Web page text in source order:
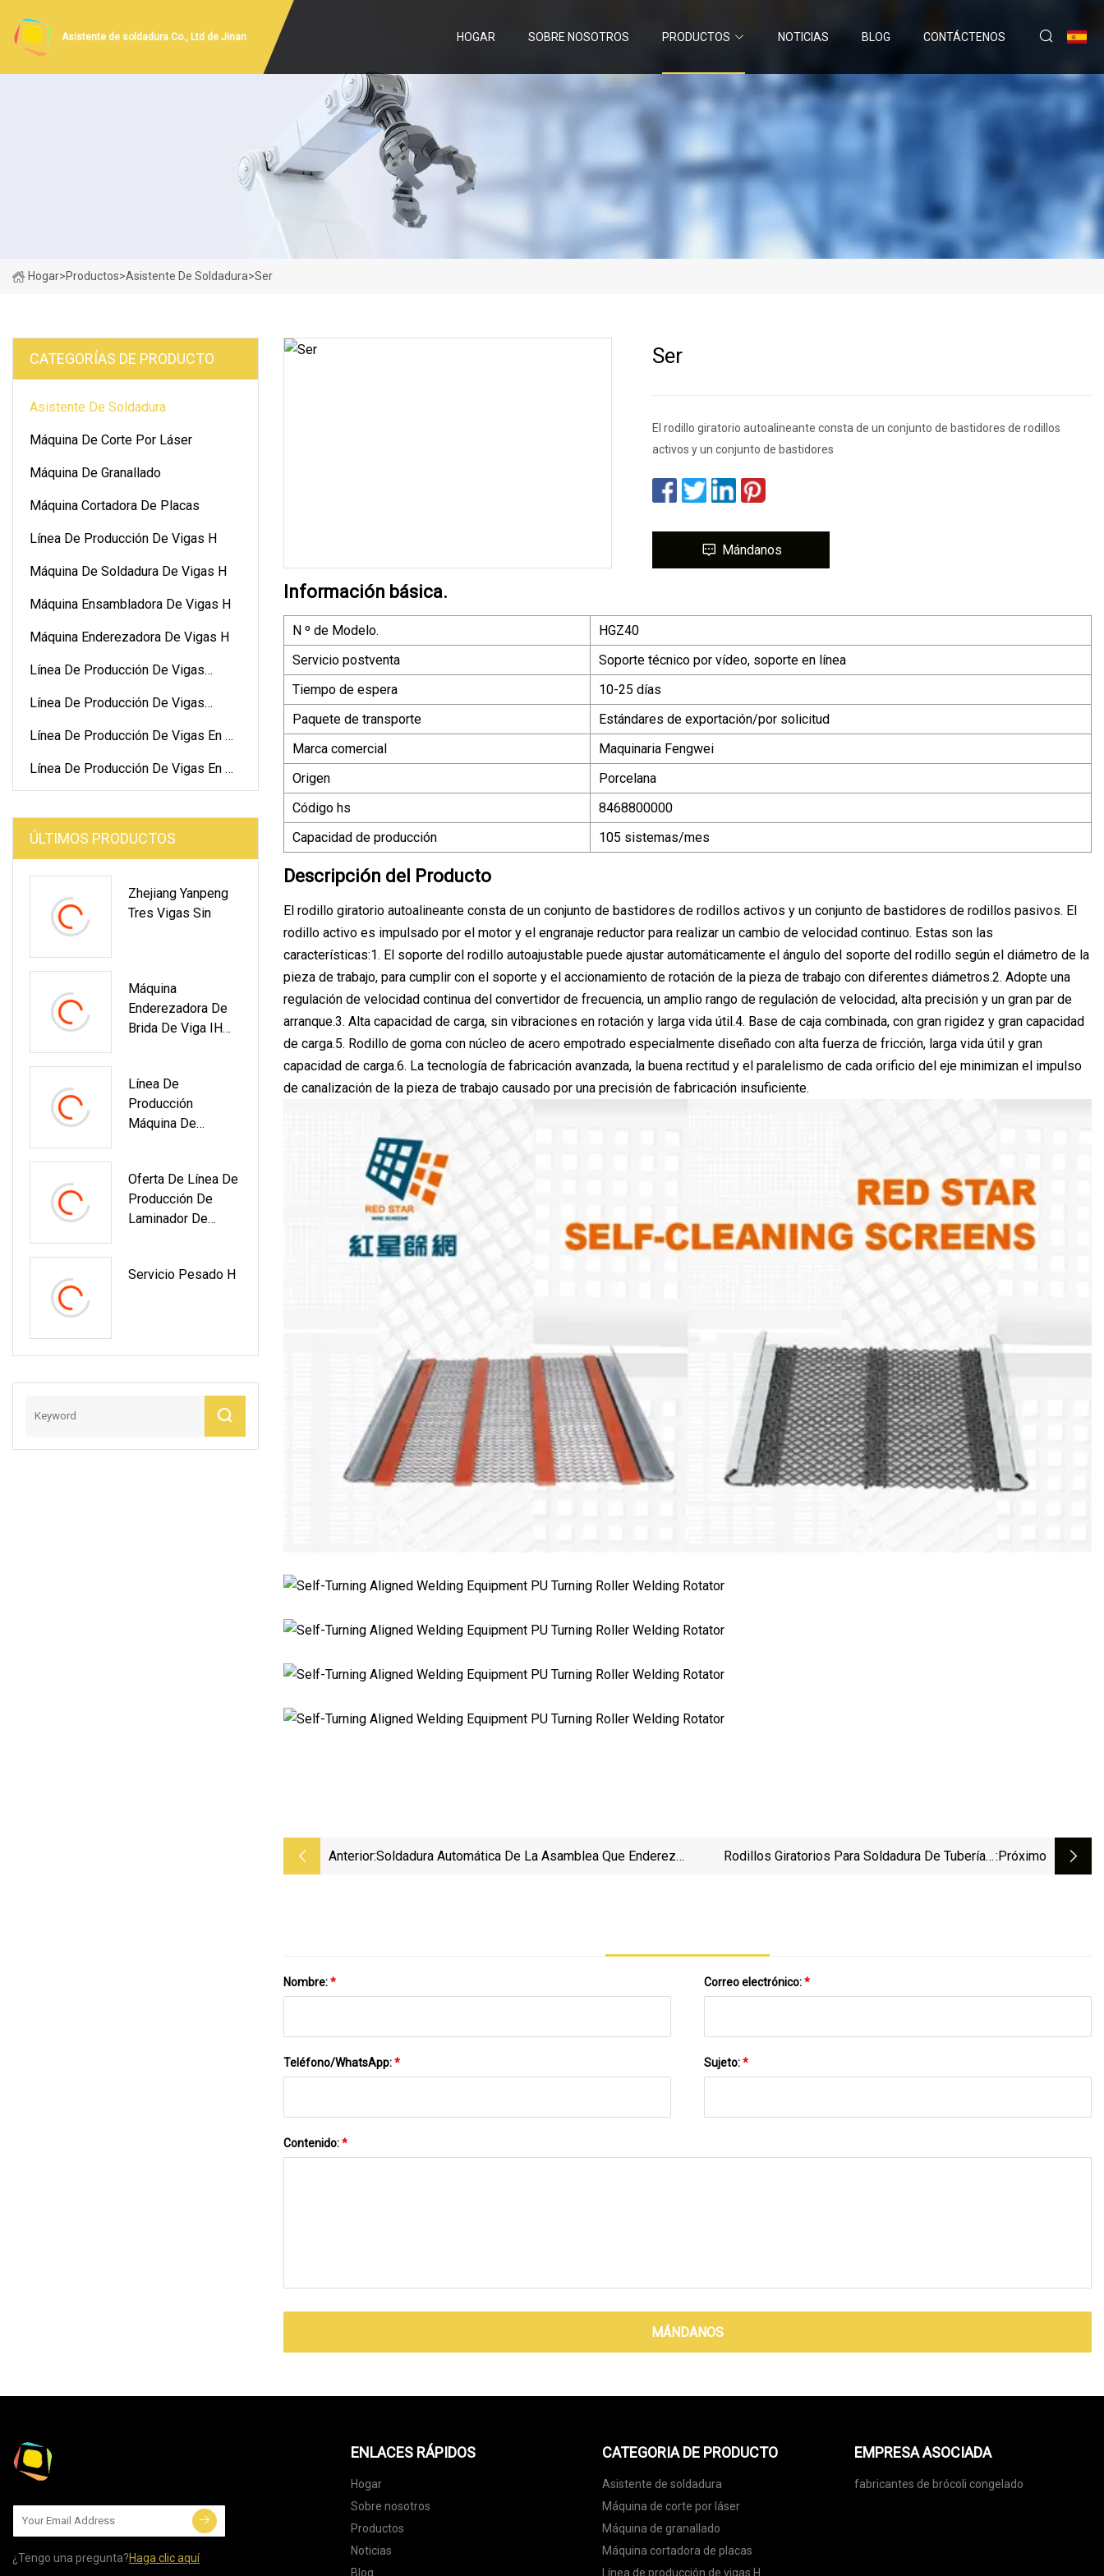
Asistente de soldadura Co., Ltd de Jinan HOGAR SOBRE NOSOTROS PRODUCTOS NOTICIAS BLOG CONTÁCTENOS
Hogar>Productos>Asistente De Soldadura>Ser
CATEGORÍAS DE PRODUCTO
Asistente De Soldadura
Máquina De Corte Por Láser
Máquina De Granallado
Máquina Cortadora De Placas
Línea De Producción De Vigas H
Máquina De Soldadura De Vigas H
Máquina Ensambladora De Vigas H
Máquina Enderezadora De Vigas H
Línea De Producción De Vigas
Línea De Producción De Vigas
Línea De Producción De Vigas En H
Línea De Producción De Vigas En H
De Servicio Liviano
ÚLTIMOS PRODUCTOS
Zhejiang Yanpeng
Tres Vigas Sin
Máquina
Enderezadora De
Brida De Viga IH
Horizontal Vertical
Hidráulica
Línea De
Producción
Máquina De
Pórtico H
Oferta De Línea De
Producción De
Laminador De
Acero Con
Servicio Pesado H
Ser
El rodillo giratorio autoalineante consta de un conjunto de bastidores de rodillos
activos y un conjunto de bastidores
Mándanos
Información básica.
N º de Modelo.
HGZ40
Servicio postventa
Soporte técnico por vídeo, soporte en línea
Tiempo de espera
10-25 días
Paquete de transporte
Estándares de exportación/por solicitud
Marca comercial
Maquinaria Fengwei
Origen
Porcelana
Código hs
8468800000
Capacidad de producción
105 sistemas/mes
Descripción del Producto
El rodillo giratorio autoalineante consta de un conjunto de bastidores de rodillos activos y un conjunto de bastidores de rodillos pasivos. El
rodillo activo es impulsado por el motor y el engranaje reductor para realizar un cambio de velocidad continuo. Estas son las
características:1. El soporte del rodillo autoajustable puede ajustar automáticamente el ángulo del soporte del rodillo según el diámetro de la
pieza de trabajo, para cumplir con el soporte y el accionamiento de rotación de la pieza de trabajo con diferentes diámetros.2. Adopte una
regulación de velocidad continua del convertidor de frecuencia, un amplio rango de regulación de velocidad, alta precisión y un gran par de
arranque.3. Alta capacidad de carga, sin vibraciones en rotación y larga vida útil.4. Base de caja combinada, con gran rigidez y gran capacidad
de carga.5. Rodillo de goma con núcleo de acero empotrado especialmente diseñado con alta fuerza de fricción, larga vida útil y gran
capacidad de carga.6. La tecnología de fabricación avanzada, la buena rectitud y el paralelismo de cada orificio del eje minimizan el impulso
de canalización de la pieza de trabajo causado por una precisión de fabricación insuficiente.
Anterior:Soldadura Automática De La Asamblea Que Endereza
Rodillos Giratorios Para Soldadura De Tuberías,:próximo
Nombre:* Correo electrónico:*
Teléfono/WhatsApp:* Sujeto:*
Contenido:*
MÁNDANOS
¿Tengo una pregunta?Haga clic aquí
ENLACES RÁPIDOS
Hogar
Sobre nosotros
Productos
Noticias
Blog
CATEGORIA DE PRODUCTO
Asistente de soldadura
Máquina de corte por láser
Máquina de granallado
Máquina cortadora de placas
Línea de producción de vigas H
EMPRESA ASOCIADA
fabricantes de brócoli congelado